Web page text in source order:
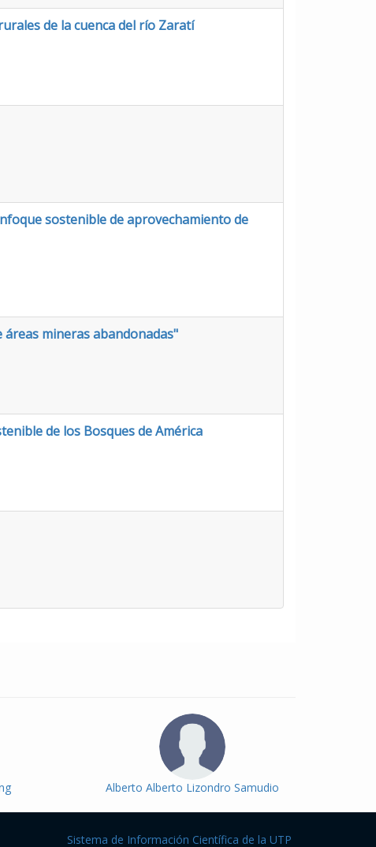
de la cuenca del río Zaratí
sostenible de aprovechamiento de
áreas mineras abandonadas"
de los Bosques de América
Alberto Alberto Lizondro Samudio
Sistema de Información Científica de la UTP